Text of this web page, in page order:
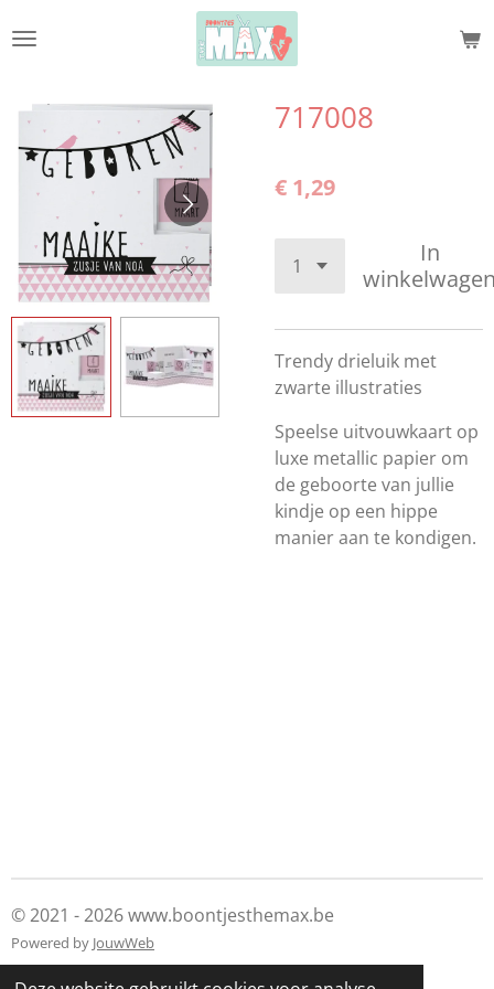
direct
hoofdinhoud
717008
€ 1,29
In
Trendy drieluik met
zwarte illustraties
Speelse uitvouwkaart op
luxe metallic papier om
de geboorte van jullie
kindje op een hippe
manier aan te kondigen.
© 2021 - 2026 www.boontjesthemax.be
Powered by JouwWeb